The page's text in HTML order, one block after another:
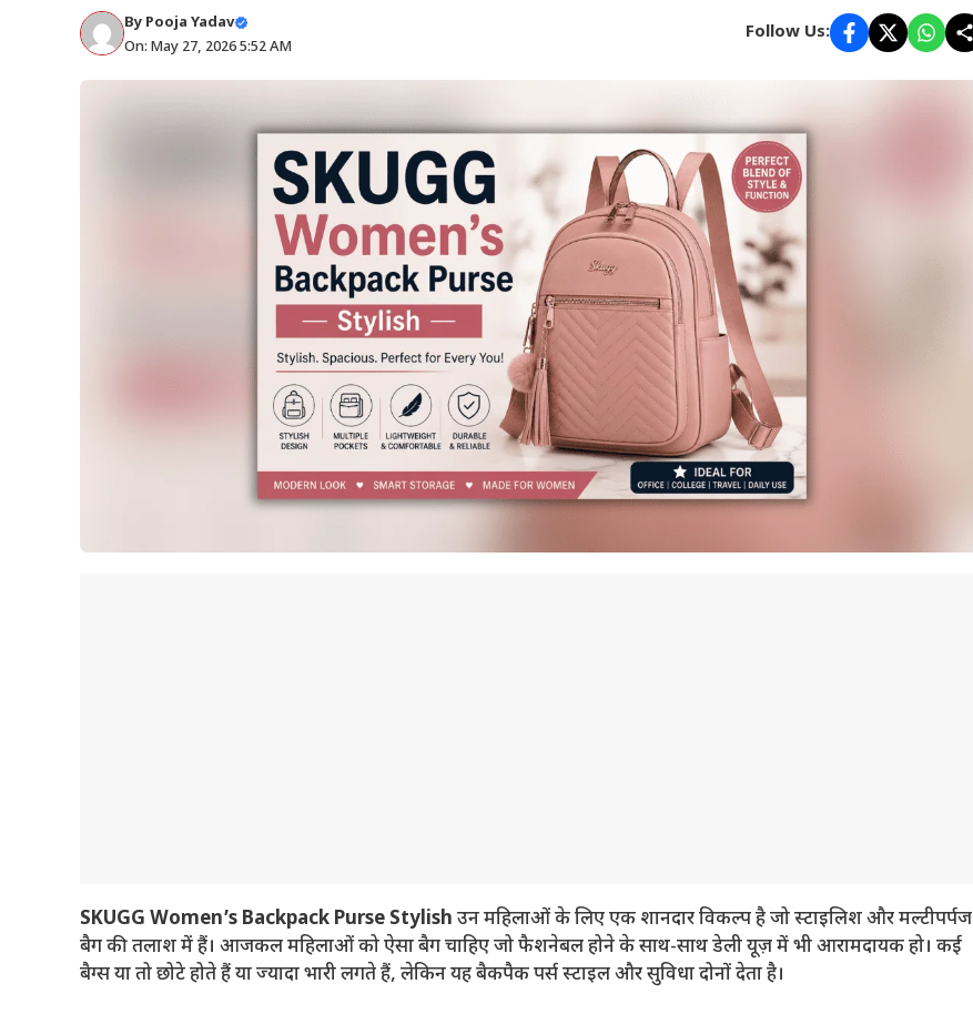
By Pooja Yadav
On: May 27, 2026 5:52 AM
Follow Us:
SKUGG Women’s Backpack Purse Stylish उन महिलाओं के लिए एक शानदार विकल्प है जो स्टाइलिश और मल्टीपर्पज
बैग की तलाश में हैं। आजकल महिलाओं को ऐसा बैग चाहिए जो फैशनेबल होने के साथ-साथ डेली यूज़ में भी आरामदायक हो। कई
बैग्स या तो छोटे होते हैं या ज्यादा भारी लगते हैं, लेकिन यह बैकपैक पर्स स्टाइल और सुविधा दोनों देता है।